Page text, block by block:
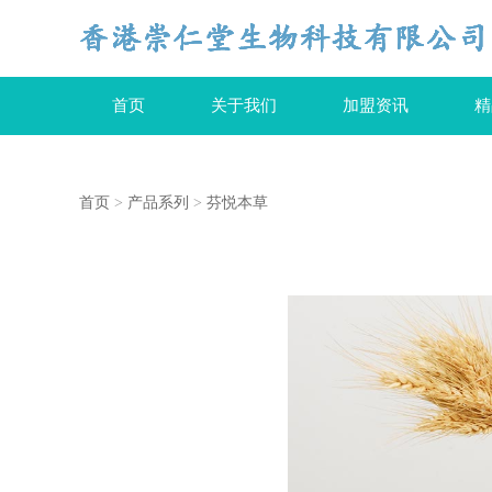
首页 关于我们 加盟资讯
首页 > 产品系列 > 芬悦本草